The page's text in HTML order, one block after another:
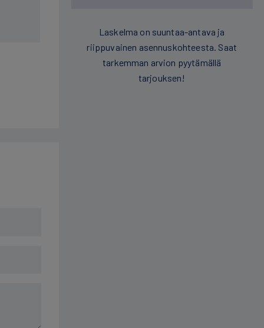
Laskelma on suuntaa-antava ja
riippuvainen asennuskohteesta. Saat
tarkemman arvion pyytämällä
tarjouksen!